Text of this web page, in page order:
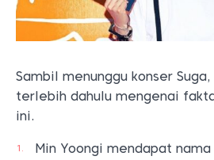
Sambil menunggu konser
terlebih dahulu mengenai
ini.
Min Yoongi mendapat